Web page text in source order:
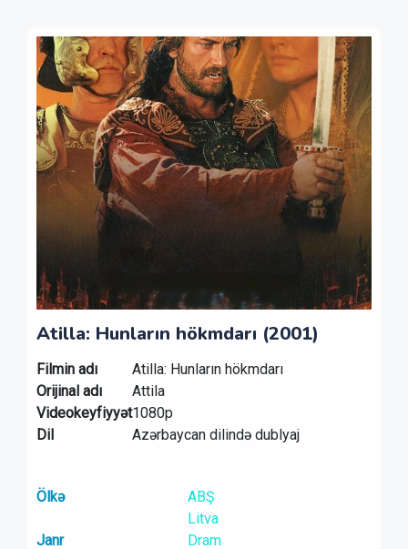
Atilla: Hunların hökmdarı (2001)
Filmin adı
Atilla: Hunların hökmdarı
Orijinal adı
Attila
Videokeyfiyyət1080p
Dil
Azərbaycan dilində dublyaj
Ölkə
ABŞ
Litva
Janr
Dram